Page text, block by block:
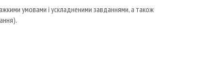
умовами і ускладненими завданнями, а також